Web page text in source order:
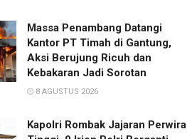
Massa Penambang Datangi
Kantor PT Timah di Gantung,
Aksi Berujung Ricuh dan
Kebakaran Jadi Sorotan
8 AGUSTUS 2026
Kapolri Rombak Jajaran Perwira